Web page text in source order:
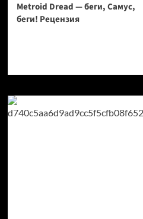
Metroid Dread — беги, Самус,
беги! Рецензия